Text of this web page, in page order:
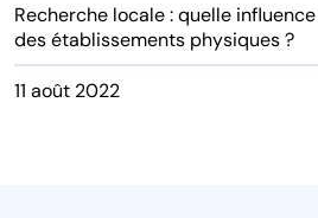
Recherche locale : quelle
des établissements physiques ?
11 août 2022